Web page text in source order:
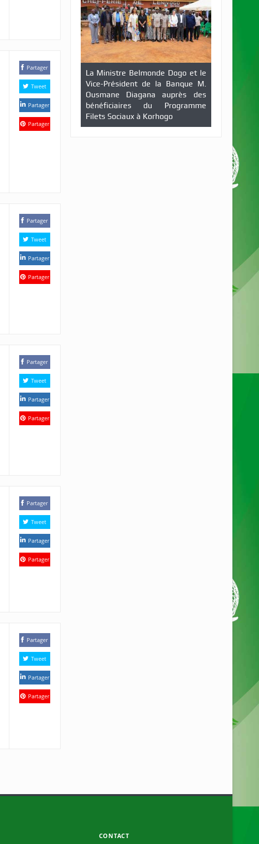
Partager
Tweet
Partager
Partager
Partager
Tweet
Partager
Partager
Partager
Tweet
Partager
Partager
Partager
Tweet
Partager
Partager
Partager
Tweet
Partager
Partager
La Ministre Belmonde Dogo et le
Vice-Président de la Banque M.
Ousmane Diagana auprès des
bénéficiaires du Programme
Filets Sociaux à Korhogo
CONTACT